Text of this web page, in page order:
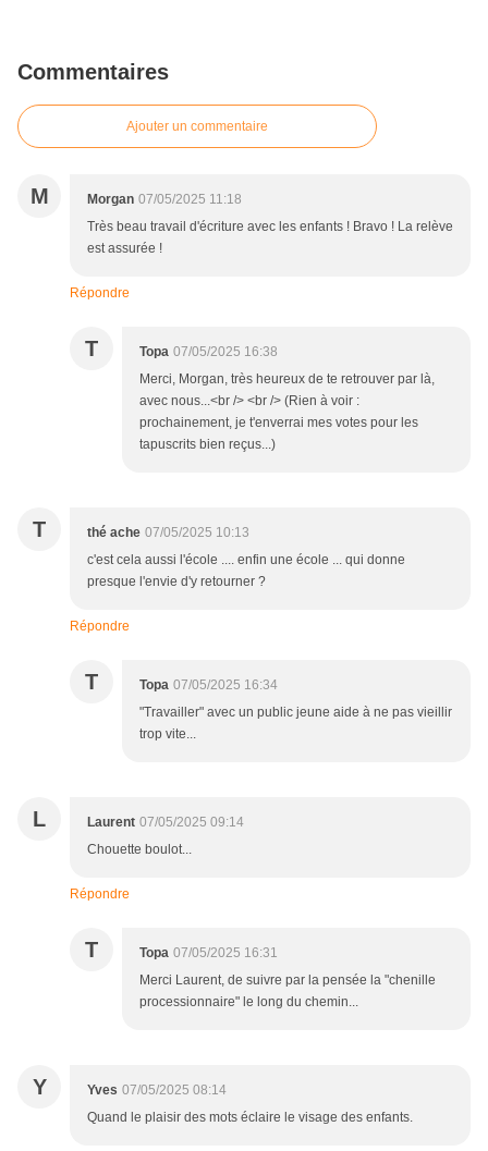
Commentaires
Ajouter un commentaire
M Morgan 07/05/2025 11:18
Très beau travail d'écriture avec les enfants ! Bravo ! La relève
est assurée !
Répondre
T Topa 07/05/2025 16:38
Merci, Morgan, très heureux de te retrouver par là,
avec nous...<br /> <br /> (Rien à voir :
prochainement, je t'enverrai mes votes pour les
tapuscrits bien reçus...)
T thé ache 07/05/2025 10:13
c'est cela aussi l'école .... enfin une école ... qui donne
presque l'envie d'y retourner ?
Répondre
T Topa 07/05/2025 16:34
"Travailler" avec un public jeune aide à ne pas vieillir
trop vite...
L Laurent 07/05/2025 09:14
Chouette boulot...
Répondre
T Topa 07/05/2025 16:31
Merci Laurent, de suivre par la pensée la "chenille
processionnaire" le long du chemin...
Y Yves 07/05/2025 08:14
Quand le plaisir des mots éclaire le visage des enfants.